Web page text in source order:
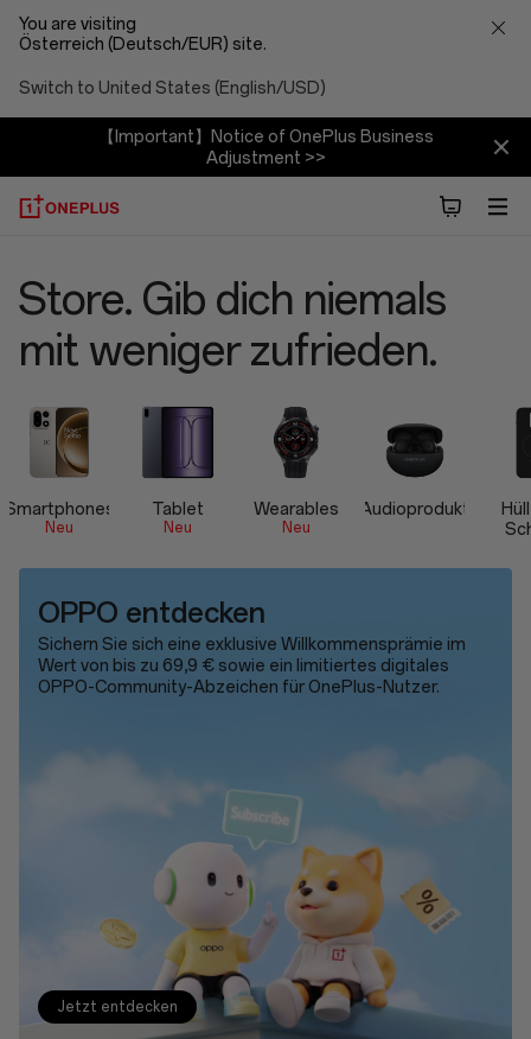
You are visiting
Österreich (Deutsch/EUR) site.
Switch to United States (English/USD)
【Important】Notice of OnePlus Business
Adjustment >>
Offizieller
Laden
Store. Gib dich niemals
mit weniger zufrieden.
Smartphones
Neu
Tablet
Neu
Wearables
Neu
Audioprodukt
OPPO entdecken
Sichern Sie sich eine exklusive Willkommensprämie im
Wert von bis zu 69,9 € sowie ein limitiertes digitales
OPPO-Community-Abzeichen für OnePlus-Nutzer.
Jetzt entdecken